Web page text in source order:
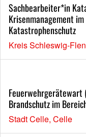
Sachbearbeiter*in
Krisenmanagement
Katastrophenschutz
Kreis Schleswig-
Brandschutz im
Stadt Celle, Celle